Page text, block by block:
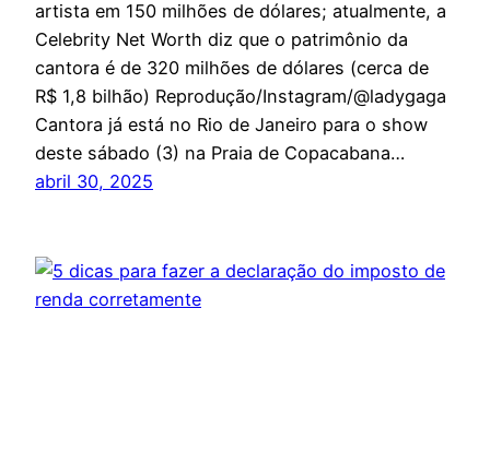
artista em 150 milhões de dólares; atualmente, a
Celebrity Net Worth diz que o patrimônio da
cantora é de 320 milhões de dólares (cerca de
R$ 1,8 bilhão) Reprodução/Instagram/@ladygaga
Cantora já está no Rio de Janeiro para o show
deste sábado (3) na Praia de Copacabana…
abril 30, 2025